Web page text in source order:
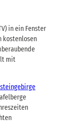
in ein Fenster
kostenlosen
mit